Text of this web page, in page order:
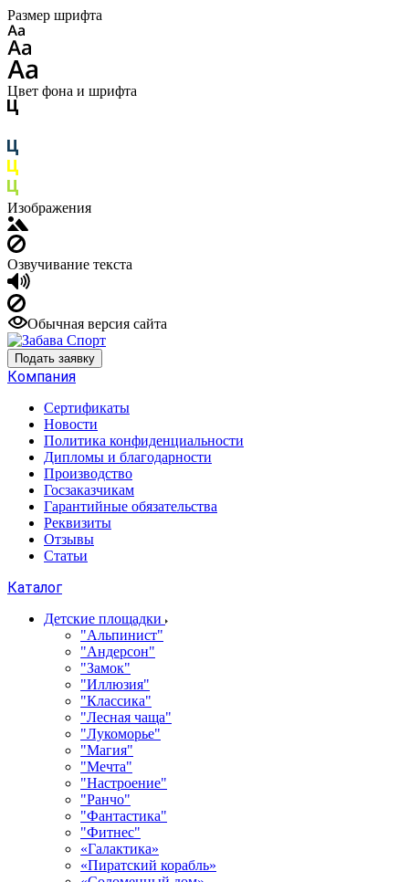
Размер шрифта
Цвет фона и шрифта
Изображения
Озвучивание текста
Обычная версия сайта
Подать заявку
Компания
Сертификаты
Новости
Политика конфиденциальности
Дипломы и благодарности
Производство
Госзаказчикам
Гарантийные обязательства
Реквизиты
Отзывы
Статьи
Каталог
Детские площадки
"Альпинист"
"Андерсон"
"Замок"
"Иллюзия"
"Классика"
"Лесная чаща"
"Лукоморье"
"Магия"
"Мечта"
"Настроение"
"Ранчо"
"Фантастика"
"Фитнес"
«Галактика»
«Пиратский корабль»